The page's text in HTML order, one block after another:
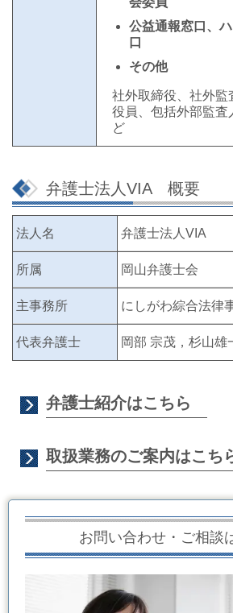
公益通報窓口、
口
その他
社外取締役、社外
役員、包括外部監査
ど
弁護士法人VIA概要
法人名 弁護士法人VIA
所属 岡山弁護士会
主事務所 にしがわ綜合法律
代表弁護士 岡部 宗茂，杉山雄
弁護士紹介はこちら
取扱業務のご案内はこち
お問い合わせ・ご相談